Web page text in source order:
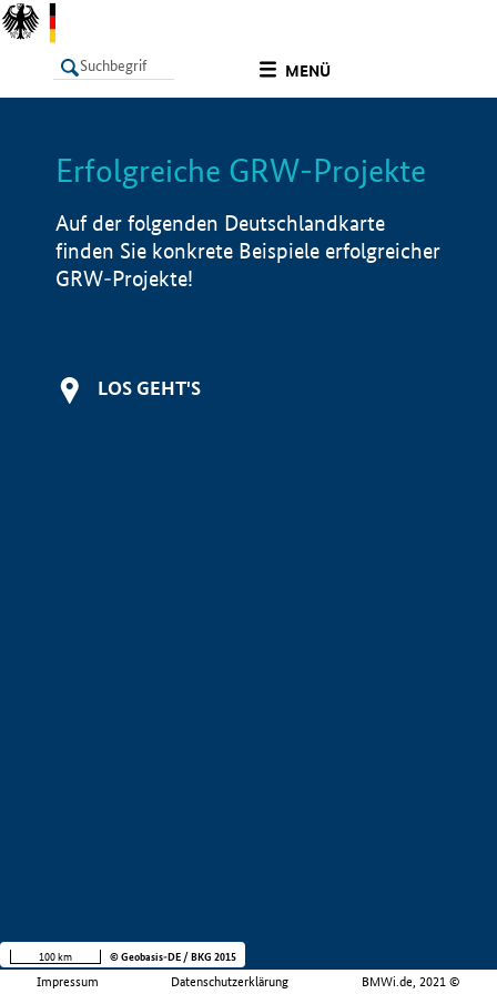
MENÜ
LISTE Info
Erfolgreiche GRW-Projekte
Auf der folgenden Deutschlandkarte
finden Sie konkrete Beispiele erfolgreicher
GRW-Projekte!
LOS GEHT'S
Impressum Datenschutzerklärung BMWi.de, 2021 ©
100 km © Geobasis-DE / BKG 2015